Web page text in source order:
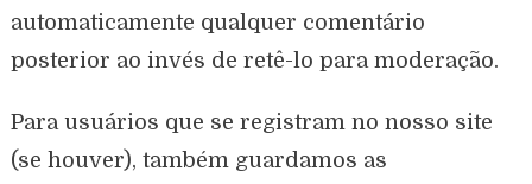
automaticamente qualquer comentário
posterior ao invés de retê-lo para moderação.
Para usuários que se registram no nosso site
(se houver), também guardamos as